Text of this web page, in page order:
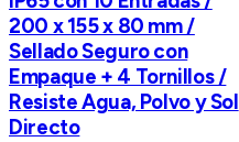
200 x 155 x 80 mm /
Sellado Seguro con
Empaque + 4 Tornillos /
Resiste Agua, Polvo y Sol
Directo